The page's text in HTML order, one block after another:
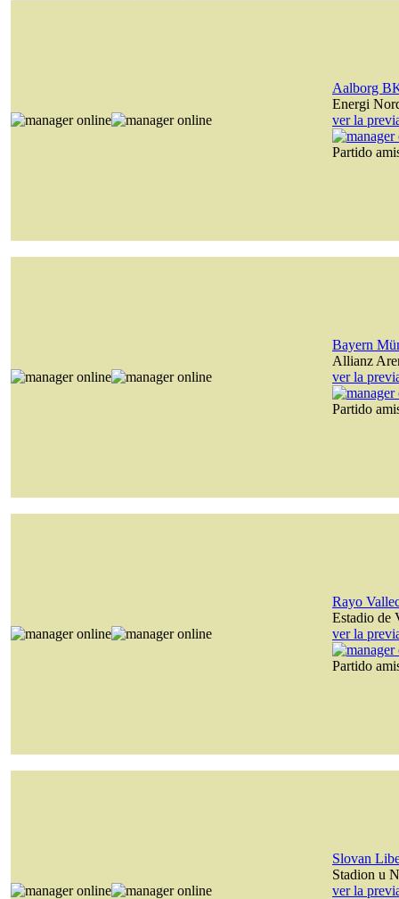
Aalborg
Energi
ver la
Partido
Bayern
Allianz
ver la
Partido
Rayo
Estadio de
ver la
Partido
Slovan
Stadion u
ver la